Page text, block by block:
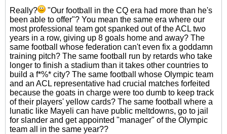
Really?
"Our football in the CQ era had more than he's
been able to offer"? You mean the same era where our
most professional team got spanked out of the ACL two
years in a row, giving up 8 goals home and away? The
same football whose federation can't even fix a goddamn
training pitch? The same football run by retards who take
longer to finish a stadium than it takes other countries to
build a f*%* city? The same football whose Olympic team
and an ACL representative had crucial matches forfeited
because the goats in charge were too dumb to keep track
of their players' yellow cards? The same football where a
lunatic like Mayeli can have public meltdowns, go to jail
for slander and get appointed "manager" of the Olympic
team all in the same year??